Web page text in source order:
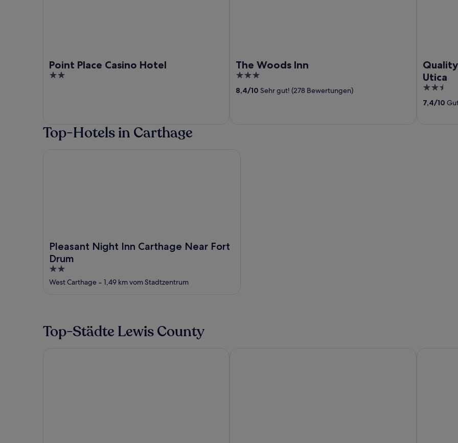
Point Place Casino Hotel
2
The Woods Inn
3
out
of
8,4/10 Sehr gut! (278 Bewertungen)
Utica
2.5
out
of
7,4/10
Top-Hotels in Carthage
Pleasant Night Inn Carthage Near Fort
Drum
2
out
West Carthage ‐ 1,49 km vom Stadtzentrum
Top-Städte Lewis County